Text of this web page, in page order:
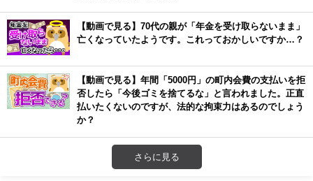
【動画で見る】70代の親が「年金を受け取らないまま」
亡くなっていたようです。これっておかしいですか…？
【動画で見る】年間「5000円」の町内会費の支払いを拒
否したら「今後ゴミを捨てるな」と言われました。正直
払いたくないのですが、法的な拘束力はあるのでしょう
か？
さらに見る